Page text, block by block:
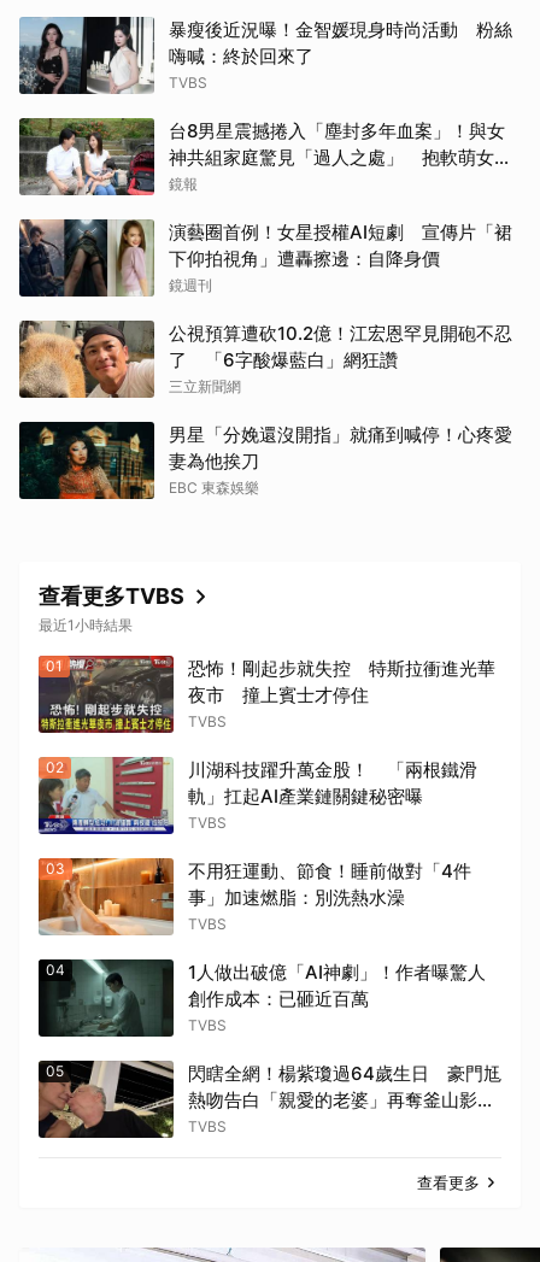
暴瘦後近況曝！金智媛現身時尚活動 粉絲
嗨喊：終於回來了
TVBS
台8男星震撼捲入「塵封多年血案」！與女
神共組家庭驚見「過人之處」 抱軟萌女娃
動念再拚一胎
鏡報
演藝圈首例！女星授權AI短劇 宣傳片「裙
下仰拍視角」遭轟擦邊：自降身價
鏡週刊
公視預算遭砍10.2億！江宏恩罕見開砲不忍
了 「6字酸爆藍白」網狂讚
三立新聞網
男星「分娩還沒開指」就痛到喊停！心疼愛
妻為他挨刀
EBC 東森娛樂
查看更多TVBS
最近1小時結果
01
恐怖！剛起步就失控 特斯拉衝進光華
夜市 撞上賓士才停住
TVBS
02
川湖科技躍升萬金股！ 「兩根鐵滑
軌」扛起AI產業鏈關鍵秘密曝
TVBS
03
不用狂運動、節食！睡前做對「4件
事」加速燃脂：別洗熱水澡
TVBS
04
1人做出破億「AI神劇」！作者曝驚人
創作成本：已砸近百萬
TVBS
05
閃瞎全網！楊紫瓊過64歲生日 豪門尪
熱吻告白「親愛的老婆」再奪釜山影展
大獎
TVBS
查看更多